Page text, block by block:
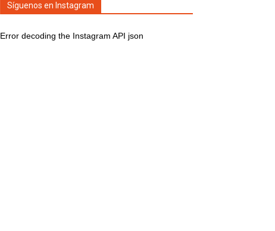
Síguenos en Instagram
Error decoding the Instagram API json